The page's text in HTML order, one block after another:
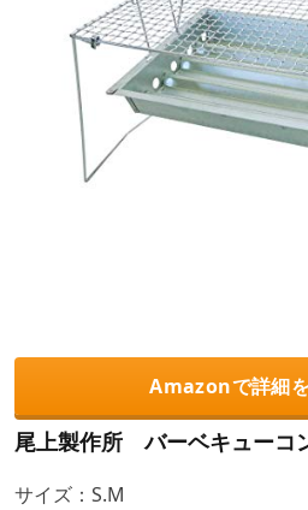
Amazonで詳細
尾上製作所 バーベキューコ
サイズ：S.M